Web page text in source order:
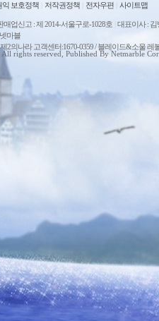
익 보호정책 저작권정책 전자우편 사이트맵
매업신고 : 제 2014-서울구로-1028호 대표이사 : 김
마블
2의나라 고객센터:1670-0359 / 블레이드&소울
rights reserved, Published By Netmarble